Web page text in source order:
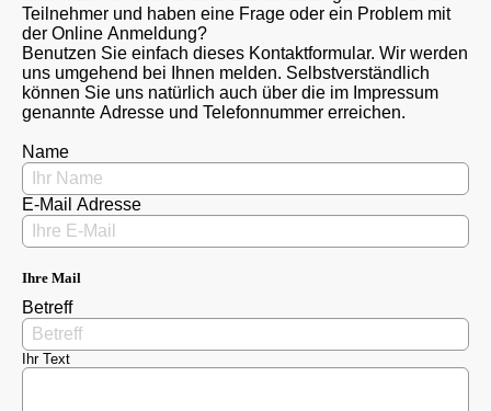
Teilnehmer und haben eine Frage oder ein Problem mit
der Online Anmeldung?
Benutzen Sie einfach dieses Kontaktformular. Wir werden
uns umgehend bei Ihnen melden. Selbstverständlich
können Sie uns natürlich auch über die im Impressum
genannte Adresse und Telefonnummer erreichen.
Name
E-Mail Adresse
Ihre Mail
Betreff
Ihr Text